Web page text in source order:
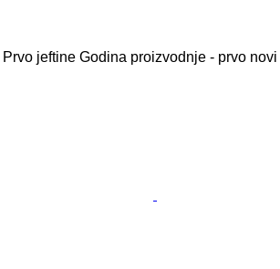
Prvo jeftine Godina proizvodnje - prvo novi